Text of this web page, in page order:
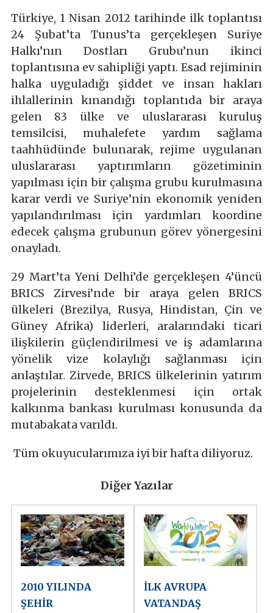
Türkiye, 1 Nisan 2012 tarihinde ilk toplantısı
24 Şubat’ta Tunus’ta gerçekleşen Suriye
Halkı’nın Dostları Grubu’nun ikinci
toplantısına ev sahipliği yaptı. Esad rejiminin
halka uyguladığı şiddet ve insan hakları
ihlallerinin kınandığı toplantıda bir araya
gelen 83 ülke ve uluslararası kuruluş
temsilcisi, muhalefete yardım sağlama
taahhüdünde bulunarak, rejime uygulanan
uluslararası yaptırımların gözetiminin
yapılması için bir çalışma grubu kurulmasına
karar verdi ve Suriye’nin ekonomik yeniden
yapılandırılması için yardımları koordine
edecek çalışma grubunun görev yönergesini
onayladı.
29 Mart’ta Yeni Delhi’de gerçekleşen 4’üncü
BRICS Zirvesi’nde bir araya gelen BRICS
ülkeleri (Brezilya, Rusya, Hindistan, Çin ve
Güney Afrika) liderleri, aralarındaki ticari
ilişkilerin güçlendirilmesi ve iş adamlarına
yönelik vize kolaylığı sağlanması için
anlaştılar. Zirvede, BRICS ülkelerinin yatırım
projelerinin desteklenmesi için ortak
kalkınma bankası kurulması konusunda da
mutabakata varıldı.
Tüm okuyucularımıza iyi bir hafta diliyoruz.
Diğer Yazılar
2010 YILINDA
ŞEHİR
İLK AVRUPA
VATANDAŞ